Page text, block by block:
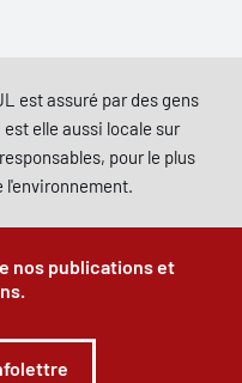
est assuré par des gens
elle aussi locale sur
pour le plus
l'environnement.
nos publications et